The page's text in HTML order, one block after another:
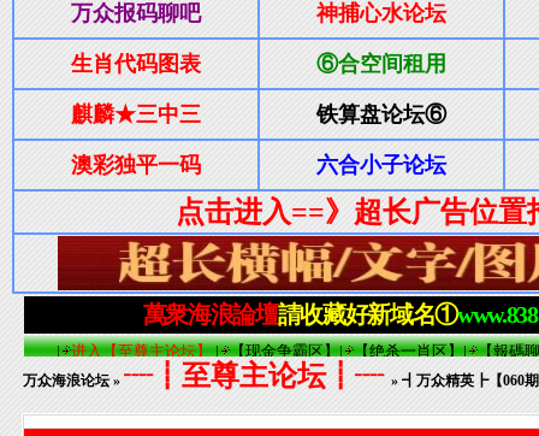
万众海浪论坛»┈┋至尊主论坛┋┈» ┫万众精英┣【060